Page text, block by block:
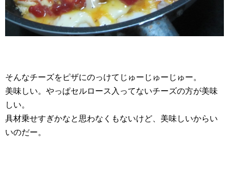
そんなチーズをピザにのっけてじゅーじゅーじゅー。
美味しい。やっぱセルロース入ってないチーズの方が美味
しい。
具材乗せすぎかなと思わなくもないけど、美味しいからい
いのだー。